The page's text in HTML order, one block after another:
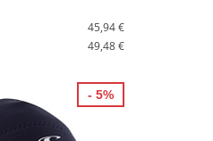
45,94 €
49,48 €
- 5%